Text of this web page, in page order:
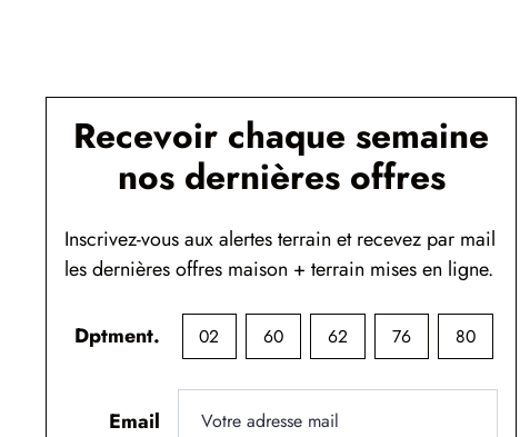
Recevoir chaque semaine
nos dernières offres
Inscrivez-vous aux alertes terrain et recevez par mail
les dernières offres maison + terrain mises en ligne.
Dptment. 02 60 62 76 80
Email